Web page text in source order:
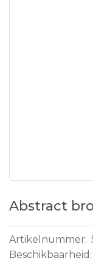
Abstract
Artikelnummer:
Beschikbaarheid: